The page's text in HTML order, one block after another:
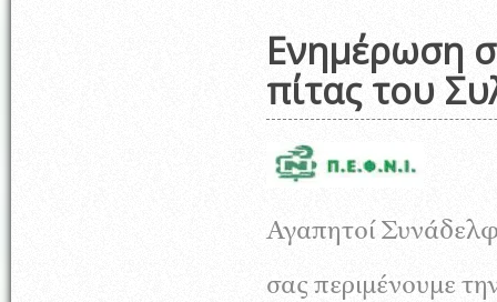
Ενημέρωση
πίτας του
Αγαπητοί
σας περιμένουμε